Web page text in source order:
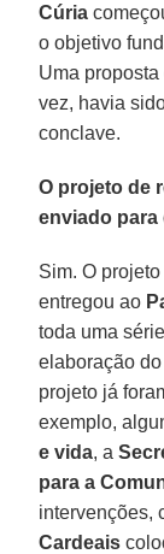
Cúria
o objetivo
Uma proposta
vez, havia
conclave.
O projeto de
enviado
Sim. O
entregou ao
toda uma
elaboração
projeto já
exemplo,
e vida, a
para a
intervenções,
Cardeais